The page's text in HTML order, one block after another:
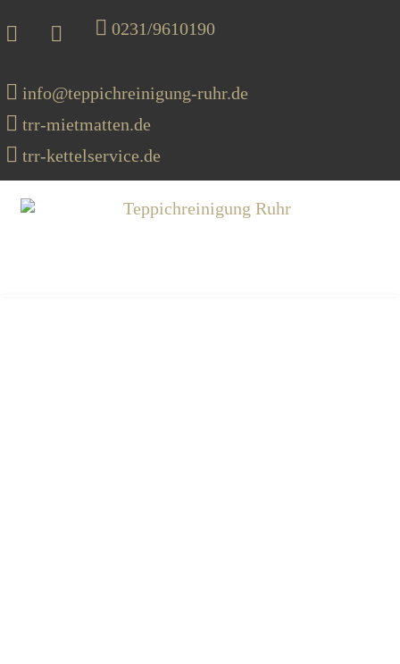
0231/9610190
info@teppichreinigung-ruhr.de
trr-mietmatten.de
trr-kettelservice.de